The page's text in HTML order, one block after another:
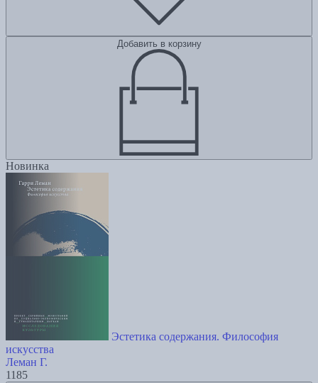
Добавить в корзину
Новинка
Эстетика содержания. Философия
искусства
Леман Г.
1185